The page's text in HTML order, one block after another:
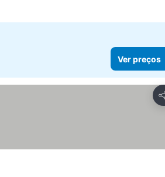
Ver preços